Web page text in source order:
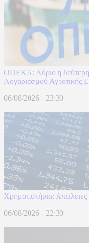
ΟΠΕΚΑ: Αύριο η δεύτερη
Λογαριασμού Αγροτικής
06/08/2026 - 23:30
Χρηματιστήρια:
06/08/2026 - 22:30